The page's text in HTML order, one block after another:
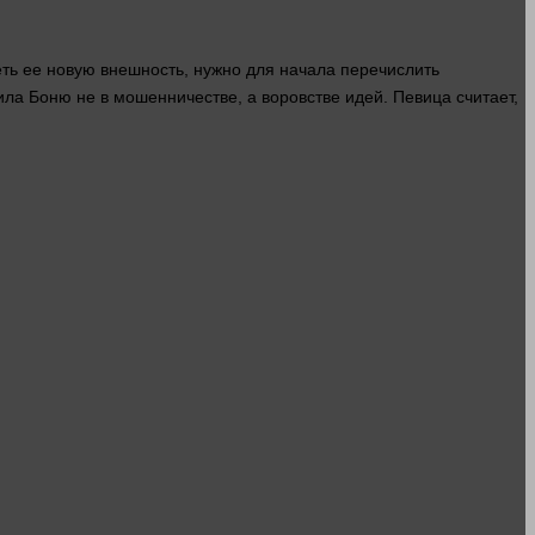
ее новую внешность, нужно для начала перечислить
Боню не в мошенничестве, а воровстве идей. Певица считает,